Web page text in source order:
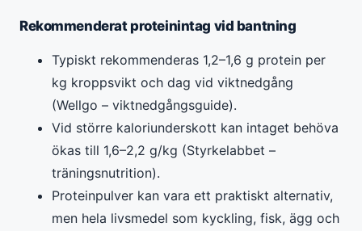
Rekommenderat proteinintag vid bantning
Typiskt rekommenderas 1,2–1,6 g protein per
kg kroppsvikt och dag vid viktnedgång
(Wellgo – viktnedgångsguide).
Vid större kaloriunderskott kan intaget behöva
ökas till 1,6–2,2 g/kg (Styrkelabbet –
träningsnutrition).
Proteinpulver kan vara ett praktiskt alternativ,
men hela livsmedel som kyckling, fisk, ägg och